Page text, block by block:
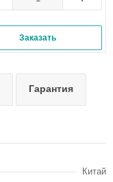
Заказать
Гарантия
Китай